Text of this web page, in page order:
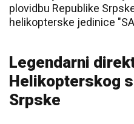
plovidbu Republike
helikopterske jedinice
Legendarni
Helikopterskog
Srpske